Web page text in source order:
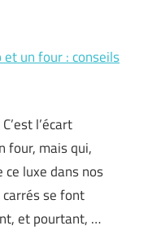
un four : conseils
l’écart
four, mais qui,
ce luxe dans nos
se font
et pourtant, …